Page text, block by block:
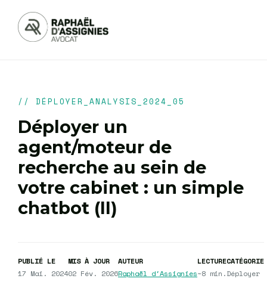
// DÉPLOYER_ANALYSIS_2024_05
Déployer un
agent/moteur de
recherche au sein de
votre cabinet : un simple
chatbot (II)
PUBLIÉ LE
17 Mai. 2024
MIS À JOUR
02 Fév. 2026
AUTEUR
Raphaël d'Assignies
LECTURE
~8 min.
CATÉGORIE
Déployer